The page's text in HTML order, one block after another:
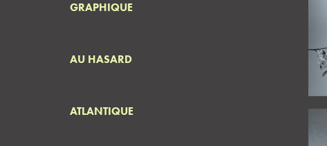
GRAPHIQUE
AU HASARD
ATLANTIQUE